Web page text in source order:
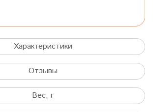
Характеристики
Отзывы
Вес, г